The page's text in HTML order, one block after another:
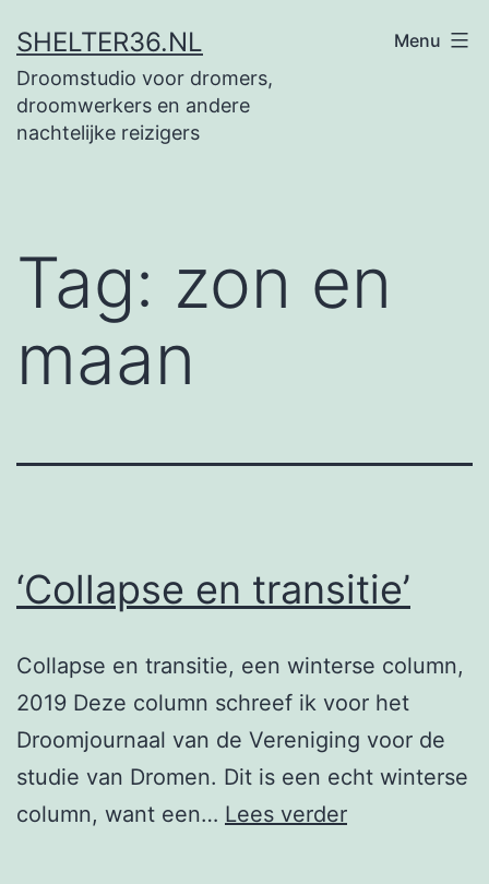
naar
de
inhoud
SHELTER36.NL
Droomstudio voor dromers,
droomwerkers en andere
nachtelijke reizigers
Menu
Tag: zon en
maan
‘Collapse en transitie’
Collapse en transitie, een winterse column,
2019 Deze column schreef ik voor het
Droomjournaal van de Vereniging voor de
studie van Dromen. Dit is een echt winterse
column, want een… Lees verder‘Collapse